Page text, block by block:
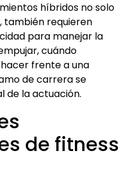
híbridos no solo
también requieren
para manejar la
cuándo
frente a una
de carrera se
de la actuación.
de fitness